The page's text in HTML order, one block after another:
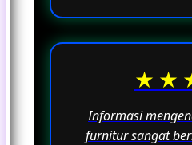
Informasi
furnitur sangat